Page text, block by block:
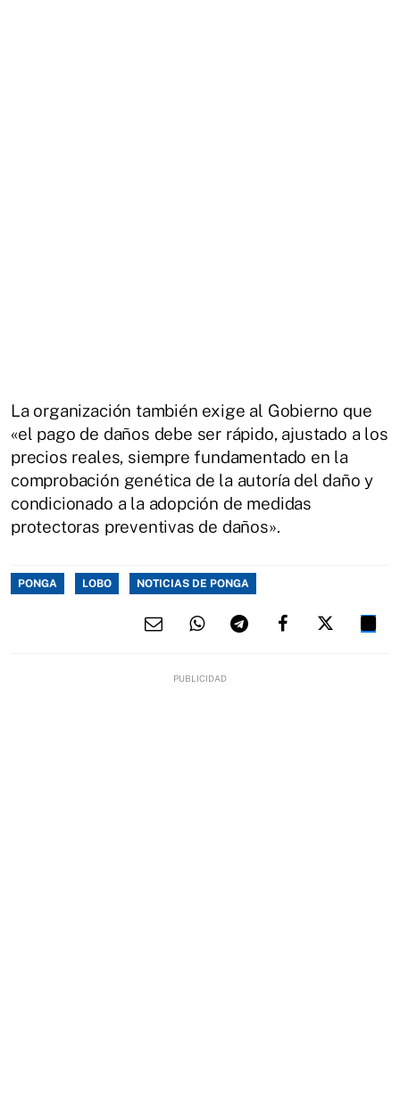
La organización también exige al Gobierno que
«el pago de daños debe ser rápido, ajustado a los
precios reales, siempre fundamentado en la
comprobación genética de la autoría del daño y
condicionado a la adopción de medidas
protectoras preventivas de daños».
PONGA LOBO NOTICIAS DE PONGA